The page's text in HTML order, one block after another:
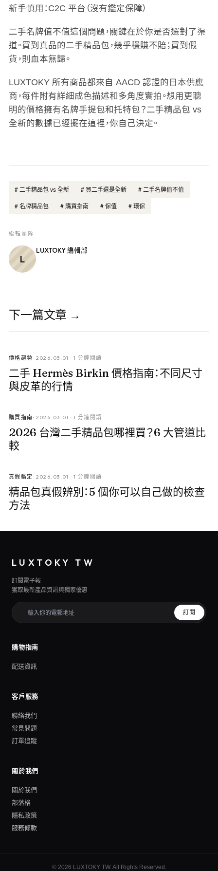
新手慎用 ：C2C 平台（沒有鑑定保障）
二手名牌值不值這個問題，關鍵在於你是否選對了渠
道。買到真品的二手精品包，幾乎穩賺不賠；買到假
貨，則血本無歸。
LUXTOKY 所有商品都來自 AACD 認證的日本供應
商，每件附有詳細成色描述和多角度實拍。想用更聰
明的價格擁有名牌手提包和托特包？二手精品包 vs
全新的數據已經擺在這裡，你自己決定。
# 二手精品包 vs 全新 # 買二手還是全新 # 二手名牌值不值
#名牌精品包 # 購買指南 #保值 #環保
編輯團隊
L
LUXTOKY 編輯部
下一篇文章 →
價格趨勢· 2026.03.01 ·1 分鐘閱讀
二手 Hermès Birkin 價格指南：不同尺寸
與皮革的行情
購買指南· 2026.03.01 ·1 分鐘閱讀
2026 台灣二手精品包哪裡買？6 大管道比
較
真假鑑定 · 2026.03.01 ·1 分鐘閱讀
精品包真假辨別：5 個你可以自己做的檢查
方法
LUXTOKY TW
訂閱電子報
獲取最新產品資訊與獨家優惠
訂閱
購物指南
配送資訊
客戶服務
聯絡我們
常見問題
訂單追蹤
關於我們
關於我們
部落格
隱私政策
服務條款
© 2026 LUXTOKY TW. All Rights Reserved.